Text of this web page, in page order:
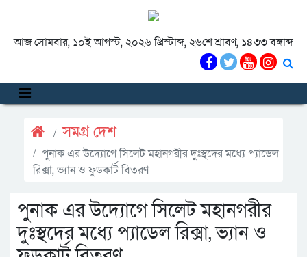
আজ সোমবার, ১০ই আগস্ট, ২০২৬ খ্রিস্টাব্দ, ২৬শে শ্রাবণ, ১৪৩৩ বঙ্গাব্দ
সমগ্র দেশ
পুনাক এর উদ্যোগে সিলেট মহানগরীর দুঃস্থদের মধ্যে প্যাডেল
রিক্সা, ভ্যান ও ফুডকার্ট বিতরণ
পুনাক এর উদ্যোগে সিলেট মহানগরীর
দুঃস্থদের মধ্যে প্যাডেল রিক্সা, ভ্যান ও